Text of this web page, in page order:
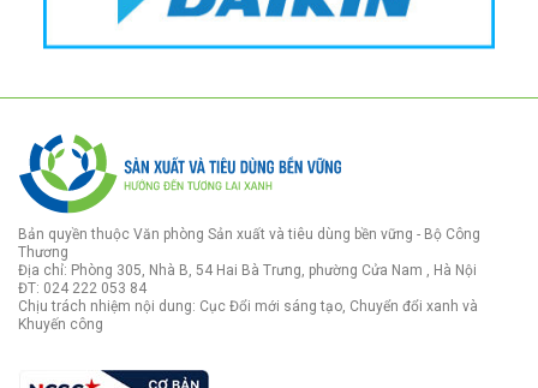
Bản quyền thuộc Văn phòng Sản xuất và tiêu dùng bền vững - Bộ Công
Thương
Địa chỉ: Phòng 305, Nhà B, 54 Hai Bà Trưng, phường Cửa Nam , Hà Nội
ĐT: 024 222 053 84
Chịu trách nhiệm nội dung: Cục Đổi mới sáng tạo, Chuyển đổi xanh và
Khuyến công